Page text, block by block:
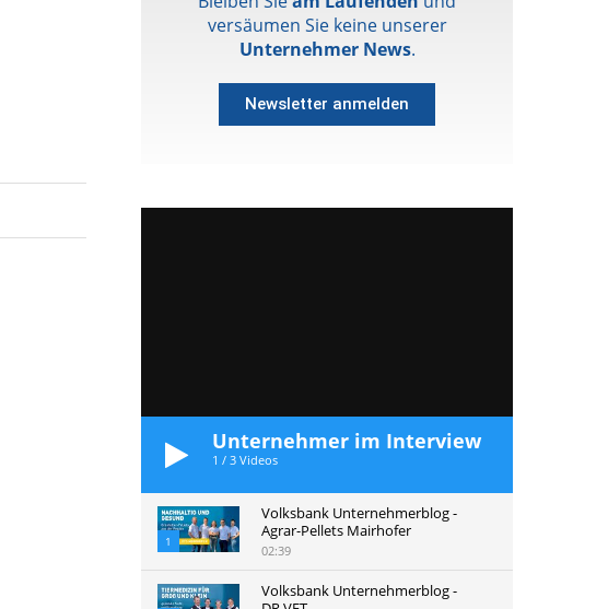
versäumen Sie keine unserer
Unternehmer News.
Newsletter anmelden
Unternehmer im Interview
1 / 3 Videos
1
Volksbank Unternehmerblog -
Agrar-Pellets Mairhofer
02:39
Volksbank Unternehmerblog -